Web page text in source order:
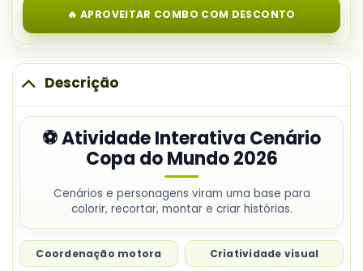
2026
de
Férias
Copa
Mundo
🔥 APROVEITAR COMBO COM DESCONTO
Descrição
⚽ Atividade Interativa Cenário
Copa do Mundo 2026
Cenários e personagens viram uma base para
colorir, recortar, montar e criar histórias.
Coordenação motora Criatividade visual